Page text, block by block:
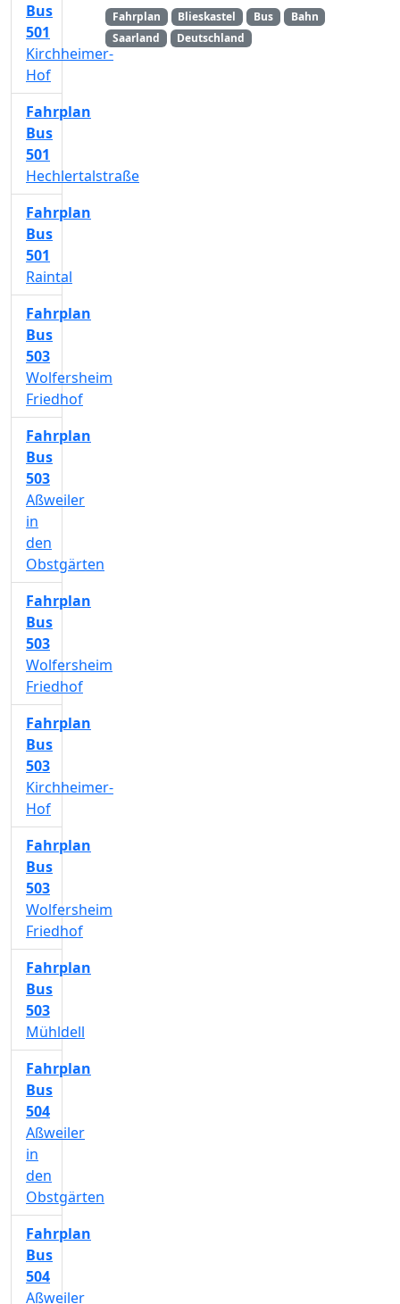
Fahrplan Blieskastel Bus
Bahn
Saarland
Deutschland
Bus
501
Kirchheimer-
Hof
Fahrplan
Bus
501
Hechlertalstraße
Fahrplan
Bus
501
Raintal
Fahrplan
Bus
503
Wolfersheim
Friedhof
Fahrplan
Bus
503
Aßweiler
in
den
Obstgärten
Fahrplan
Bus
503
Wolfersheim
Friedhof
Fahrplan
Bus
503
Kirchheimer-
Hof
Fahrplan
Bus
503
Wolfersheim
Friedhof
Fahrplan
Bus
503
Mühldell
Fahrplan
Bus
504
Aßweiler
in
den
Obstgärten
Fahrplan
Bus
504
Aßweiler